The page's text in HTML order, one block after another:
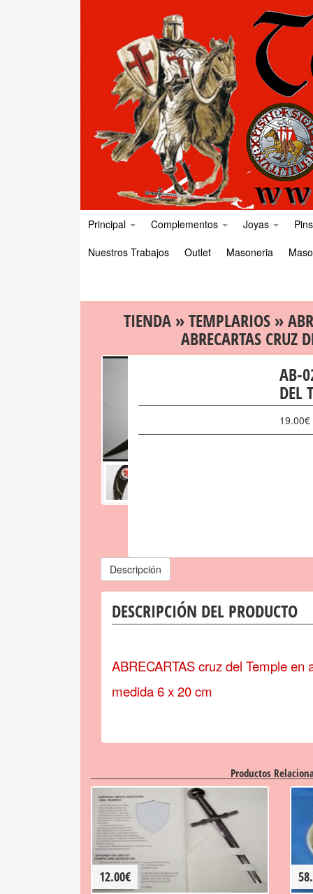
Principal Complementos Joyas
Pins
Nuestros Trabajos
Outlet Masoneria
TIENDA»TEMPLARIOS»
ABRECARTAS CRUZ
AB-
DEL
19.00€
Descripción
DESCRIPCIÓN DEL PRODUCTO
ABRECARTAS cruz del Temple en
medida 6 x 20 cm
Productos
12.00€